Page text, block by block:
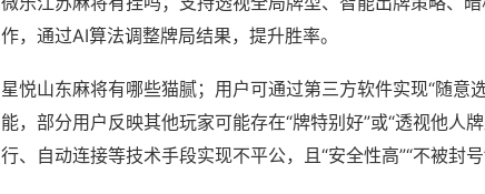
作，通过AI算法调整牌局结果，提升胜率。
星悦山东麻将有哪些猫腻；用户可通过第三方软件实现“随意
能，部分用户反映其他玩家可能存在“牌特别好”或“透视他人
行、自动连接等技术手段实现不平公，且“安全性高”“不被封号”